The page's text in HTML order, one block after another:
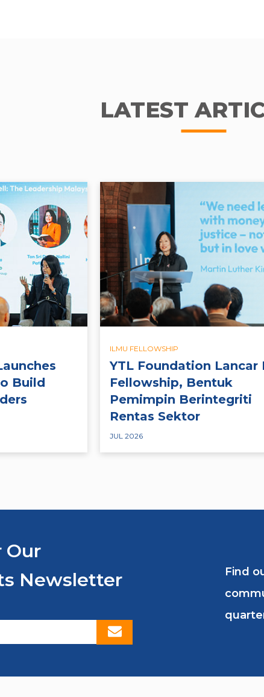
LATEST
Build
ILMU FELLOWSHIP
YTL Foundation Lancar
Fellowship, Bentuk
Pemimpin Berintegriti
Rentas Sektor
JUL 2026
Our
Newsletter
Find